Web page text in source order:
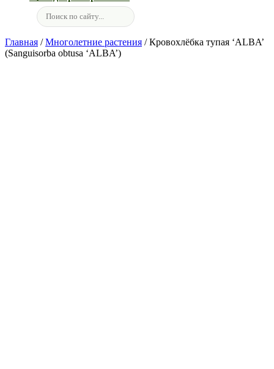
Главная /Многолетние растения / Кровохлёбка тупая ‘ALBA’
(Sanguisorba obtusa ‘ALBA’)